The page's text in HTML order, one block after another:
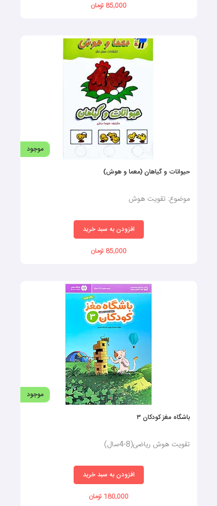
85,000 تومان
موجود
حیوانات و گیاهان (معما و هوش)
موضوع: تقویت هوش
افزودن به سبد خرید
85,000 تومان
موجود
باشگاه مغز کودکان ۳
تقویت هوش ریاضی(8-4سال)
افزودن به سبد خرید
180,000 تومان